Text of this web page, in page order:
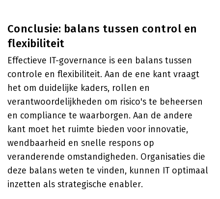
Conclusie: balans tussen control en
flexibiliteit
Effectieve IT-governance is een balans tussen
controle en flexibiliteit. Aan de ene kant vraagt
het om duidelijke kaders, rollen en
verantwoordelijkheden om risico's te beheersen
en compliance te waarborgen. Aan de andere
kant moet het ruimte bieden voor innovatie,
wendbaarheid en snelle respons op
veranderende omstandigheden. Organisaties die
deze balans weten te vinden, kunnen IT optimaal
inzetten als strategische enabler.